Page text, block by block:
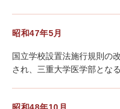
昭和47年5月
国立学校設置法施行規則の
され、三重大学医学部とな